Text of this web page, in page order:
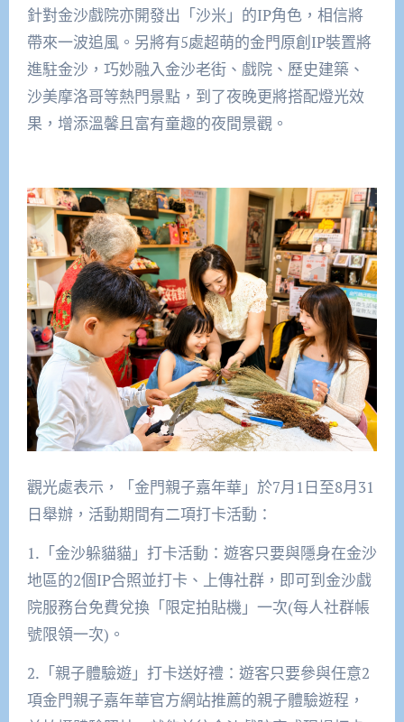
針對金沙戲院亦開發出「沙米」的IP角色，相信將
帶來一波追風。另將有5處超萌的金門原創IP裝置將
進駐金沙，巧妙融入金沙老街、戲院、歷史建築、
沙美摩洛哥等熱門景點，到了夜晚更將搭配燈光效
果，增添溫馨且富有童趣的夜間景觀。
觀光處表示，「金門親子嘉年華」於7月1日至8月31
日舉辦，活動期間有二項打卡活動：
1.「金沙躲貓貓」打卡活動：遊客只要與隱身在金沙
地區的2個IP合照並打卡、上傳社群，即可到金沙戲
院服務台免費兌換「限定拍貼機」一次(每人社群帳
號限領一次)。
2.「親子體驗遊」打卡送好禮：遊客只要參與任意2
項金門親子嘉年華官方網站推薦的親子體驗遊程，